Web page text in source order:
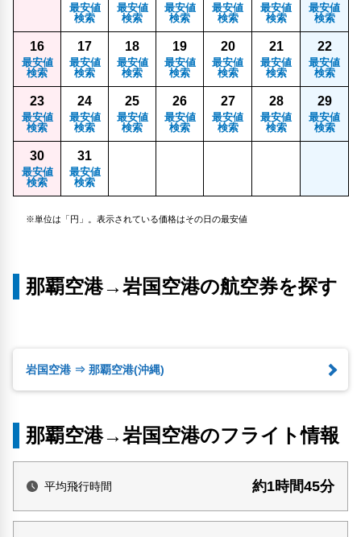
最安値
検索
最安値
検索
最安値
検索
最安値
検索
最安値
検索
最安値
検索
16
最安値
検索
17
最安値
検索
18
最安値
検索
19
最安値
検索
20
最安値
検索
21
最安値
検索
22
最安値
検索
23
最安値
検索
24
最安値
検索
25
最安値
検索
26
最安値
検索
27
最安値
検索
28
最安値
検索
29
最安値
検索
30
最安値
検索
31
最安値
検索
※単位は「円」。表示されている価格はその日の最安値
那覇空港→岩国空港の航空券を探す
岩国空港 ⇒ 那覇空港(沖縄)
那覇空港→岩国空港のフライト情報
平均飛行時間 約1時間45分